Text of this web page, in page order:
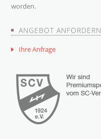
worden.
ANGEBOT ANFORDERN
Ihre Anfrage